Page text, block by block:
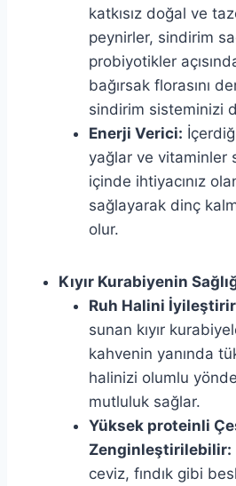
katkısız doğal ve
peynirler, sindirim
probiyotikler
bağırsak florasını
sindirim sisteminizi
Enerji Verici:
yağlar ve vitaminler
içinde ihtiyacınız
sağlayarak dinç
olur.
Kıyır Kurabiyenin
Ruh Halini
sunan kıyır
kahvenin yanında
halinizi olumlu
mutluluk sağlar.
Yüksek proteinli
Zenginleştirilebilir:
ceviz, fındık gibi